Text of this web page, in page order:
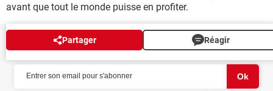
avant que tout le monde puisse en profiter.
Partager Réagir
NEWSLETTER